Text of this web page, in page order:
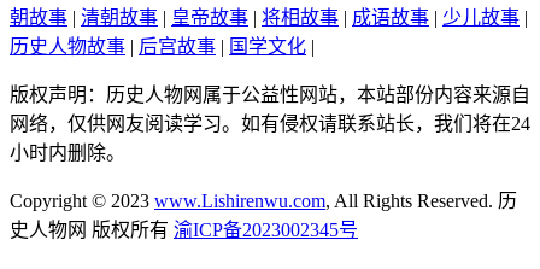
朝故事 | 清朝故事 | 皇帝故事 | 将相故事 | 成语故事 | 少儿故事 |
历史人物故事 | 后宫故事 | 国学文化 |
版权声明：历史人物网属于公益性网站，本站部份内容来源自
网络，仅供网友阅读学习。如有侵权请联系站长，我们将在24
小时内删除。
Copyright © 2023 www.Lishirenwu.com, All Rights Reserved. 历
史人物网 版权所有 渝ICP备2023002345号